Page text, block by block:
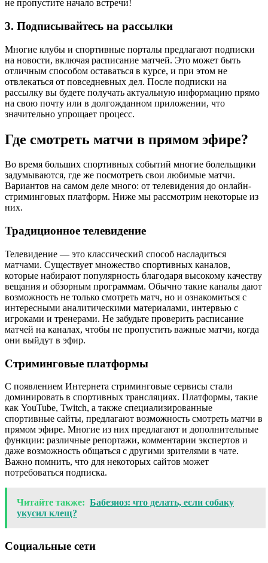
не пропустите начало встречи!
3. Подписывайтесь на рассылки
Многие клубы и спортивные порталы предлагают подписки
на новости, включая расписание матчей. Это может быть
отличным способом оставаться в курсе, и при этом не
отвлекаться от повседневных дел. После подписки на
рассылку вы будете получать актуальную информацию прямо
на свою почту или в долгожданном приложении, что
значительно упрощает процесс.
Где смотреть матчи в прямом эфире?
Во время больших спортивных событий многие болельщики
задумываются, где же посмотреть свои любимые матчи.
Вариантов на самом деле много: от телевидения до онлайн-
стриминговых платформ. Ниже мы рассмотрим некоторые из
них.
Традиционное телевидение
Телевидение — это классический способ насладиться
матчами. Существует множество спортивных каналов,
которые набирают популярность благодаря высокому качеству
вещания и обзорным программам. Обычно такие каналы дают
возможность не только смотреть матч, но и ознакомиться с
интересными аналитическими материалами, интервью с
игроками и тренерами. Не забудьте проверить расписание
матчей на каналах, чтобы не пропустить важные матчи, когда
они выйдут в эфир.
Стриминговые платформы
С появлением Интернета стриминговые сервисы стали
доминировать в спортивных трансляциях. Платформы, такие
как YouTube, Twitch, а также специализированные
спортивные сайты, предлагают возможность смотреть матчи в
прямом эфире. Многие из них предлагают и дополнительные
функции: различные репортажи, комментарии экспертов и
даже возможность общаться с другими зрителями в чате.
Важно помнить, что для некоторых сайтов может
потребоваться подписка.
Читайте также: Бабезиоз: что делать, если собаку
укусил клещ?
Социальные сети